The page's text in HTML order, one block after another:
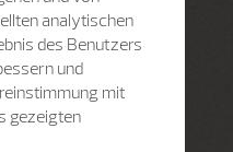
analytischen
des Benutzers
und
mit
gezeigten